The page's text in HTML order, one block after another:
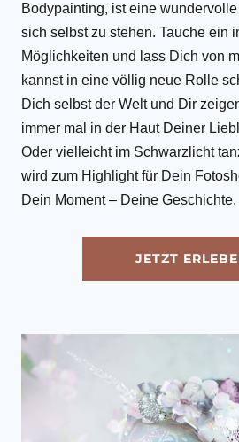
Bodypainting, ist eine
sich selbst zu stehen. Tauche ein
Möglichkeiten und lass Dich von
kannst in eine völlig neue Rolle
Dich selbst der Welt und Dir
immer mal in der Haut Deiner
Oder vielleicht im Schwarzlicht
wird zum Highlight für Dein
Dein Moment – Deine Geschichte.
JETZT